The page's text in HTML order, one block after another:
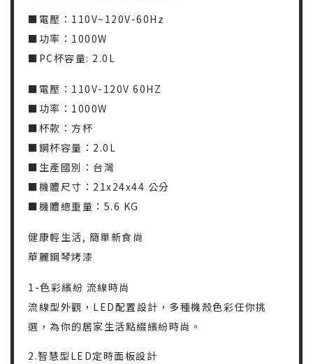
■電壓：110V~120V-60Hz
■功率：1000W
■PC杯容量: 2.0L
■電壓：110V-120V 60HZ
■功率：1000W
■杯款：方杯
■鋼杯容量：2.0L
■生產國別：台灣
■機體尺寸：21x24x44 公分
■機體總重量：5.6 KG
健康輕生活, 簡單新食尚
華麗鋼琴烤漆
1-色彩繽紛 流線時尚
流線型外觀，LED配置設計，多種機殼色彩任你挑
選，為你的居家生活點綴繽紛時尚。
2.智慧型LED定時面板設計